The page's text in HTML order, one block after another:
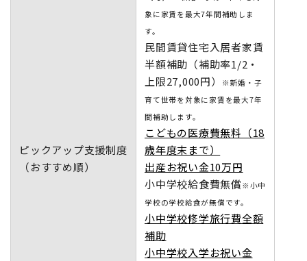
ピックアップ支援制度
（おすすめ順）
象に家賃を最大7年間補助しま
す。
民間賃貸住宅入居者家賃
半額補助（補助率1/2・
上限27,000円）
※新婚・子
育て世帯を対象に家賃を最大7年
間補助します。
こどもの医療費無料（18
歳年度末まで）
出産お祝い金10万円
小中学校給食費無償 ※小中
学校の学校給食が無償です。
小中学校修学旅行費全額
補助
小中学校入学お祝い金